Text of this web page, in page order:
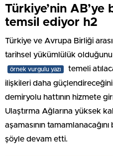
Türkiye’nin AB’ye
temsil ediyor h2
Türkiye ve Avrupa Birliği
tarihsel yükümlülük
örnek vurgulu yazı
temeli
ilişkileri daha
demiryolu hattının hizmete
Ulaştırma Ağlarına yüksek
aşamasının
şöyle devam etti.